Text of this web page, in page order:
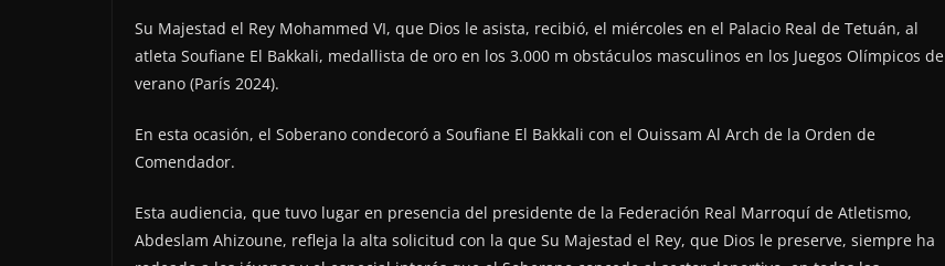
Su Majestad el Rey Mohammed VI, que Dios le asista, recibió, el miércoles en el Palacio Real de Tetuán, al
atleta Soufiane El Bakkali, medallista de oro en los 3.000 m obstáculos masculinos en los Juegos Olímpicos de
verano (París 2024).
En esta ocasión, el Soberano condecoró a Soufiane El Bakkali con el Ouissam Al Arch de la Orden de
Comendador.
Esta audiencia, que tuvo lugar en presencia del presidente de la Federación Real Marroquí de Atletismo,
Abdeslam Ahizoune, refleja la alta solicitud con la que Su Majestad el Rey, que Dios le preserve, siempre ha